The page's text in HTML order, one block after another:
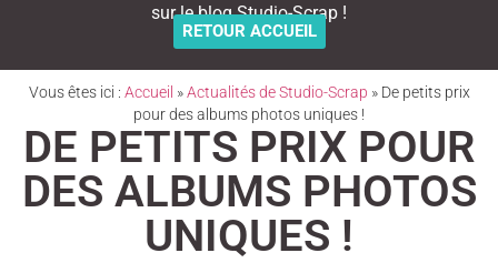
sur le blog Studio-Scrap !
RETOUR ACCUEIL
Vous êtes ici : Accueil »Actualités de Studio-Scrap » De petits prix
pour des albums photos uniques !
DE PETITS PRIX POUR
DES ALBUMS PHOTOS
UNIQUES !